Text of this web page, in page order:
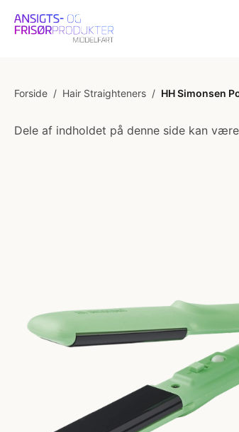
Forside / Hair Straighteners / HH Simonsen
Dele af indholdet på denne side kan